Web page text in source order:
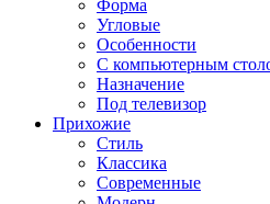
Форма
Угловые
Особенности
С компьютерным
Назначение
Под телевизор
Прихожие
Стиль
Классика
Современные